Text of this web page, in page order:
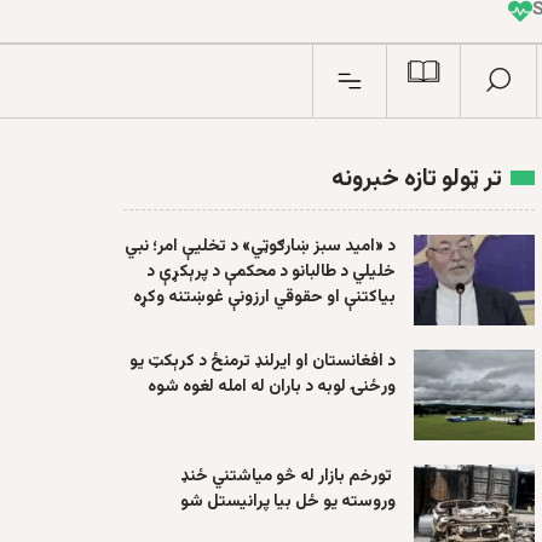
n
I
تر ټولو تازه خبرونه
د «امید سبز ښارګوټي» د تخلیې امر؛ نبي
خلیلي د طالبانو د محکمې د پرېکړې د
بیاکتنې او حقوقي ارزونې غوښتنه وکړه
د افغانستان او ایرلنډ ترمنځ د کرېکټ یو
ورځنۍ لوبه د باران له امله لغوه شوه
تورخم بازار له څو میاشتني ځنډ
وروسته یو ځل بیا پرانیستل شو